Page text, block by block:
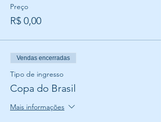
Preço
R$ 0,00
Vendas encerradas
Tipo de ingresso
Copa do Brasil
Mais informações